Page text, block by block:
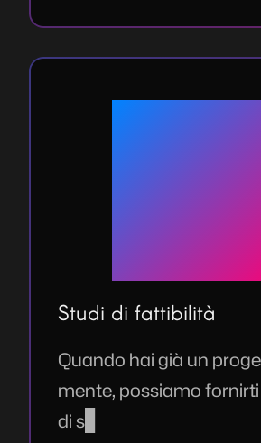
Studi di fattibilità
Quando hai già un
mente, possiamo
di sviluppo realistica,